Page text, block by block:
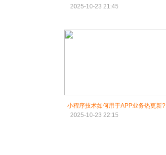
2025-10-23 21:45
小程序技术如何用于APP业务热更新?
2025-10-23 22:15